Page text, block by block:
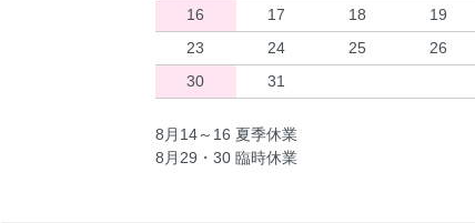
16
17 18 19
23
24 25 26
30
31
8月14～16 夏季休業
8月29・30 臨時休業